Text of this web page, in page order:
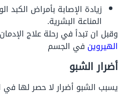
زيادة الإصابة بأمراض
المناعة البشرية.
وقبل ان تبدأ في رحلة علاج
الهيروين في الجسم
أضرار الشبو
يسبب الشبو أضرار لا حصر لها